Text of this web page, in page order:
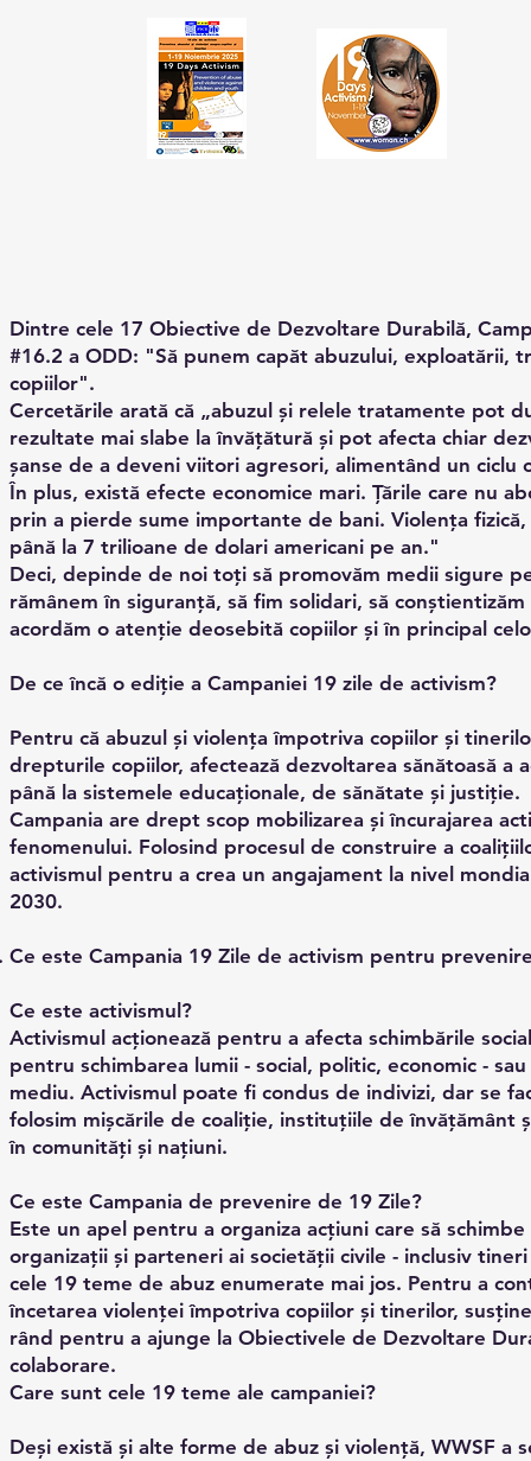
Dintre cele 17 Obiective de Dezvoltare Durabilă,
#16.2 a ODD: "Să punem capăt abuzului,
copiilor".
Cercetările arată că „abuzul și relele tratamente pot
rezultate mai slabe la învățătură și pot afecta chiar
șanse de a deveni viitori agresori, alimentând un ciclu
În plus, există efecte economice mari. Țările care nu
prin a pierde sume importante de bani. Violența
până la 7 trilioane de dolari americani pe an."
Deci, depinde de noi toți să promovăm medii sigure
rămânem în siguranță, să fim solidari, să
acordăm o atenție deosebită copiilor și în principal
De ce încă o ediție a Campaniei 19 zile de activism?
Pentru că abuzul și violența împotriva copiilor și
drepturile copiilor, afectează dezvoltarea sănătoasă a
până la sistemele educaționale, de sănătate și justiție.
Campania are drept scop mobilizarea și încurajarea
fenomenului. Folosind procesul de construire a
activismul pentru a crea un angajament la nivel
2030.
Ce este Campania 19 Zile de activism pentru
Ce este activismul?
Activismul acționează pentru a afecta schimbările
pentru schimbarea lumii - social, politic, economic -
mediu. Activismul poate fi condus de indivizi, dar se
folosim mișcările de coaliție, instituțiile de învățământ
în comunități și națiuni.
Ce este Campania de prevenire de 19 Zile?
Este un apel pentru a organiza acțiuni care să
organizații și parteneri ai societății civile - inclusiv
cele 19 teme de abuz enumerate mai jos. Pentru a
încetarea violenței împotriva copiilor și tinerilor,
rând pentru a ajunge la Obiectivele de Dezvoltare
colaborare.
Care sunt cele 19 teme ale campaniei?
Deși există și alte forme de abuz și violență, WWSF a